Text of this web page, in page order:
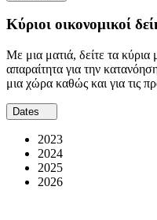
Κύριοι οικονομικοί
Με μια ματιά, δείτε τα κύρια
απαραίτητα για την
μια χώρα καθώς και για τις
Dates
2023
2024
2025
2026